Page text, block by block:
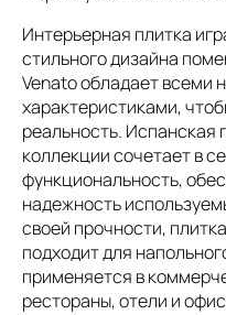
Интерьерная плитка
стильного дизайна
Venato обладает всеми
характеристиками,
реальность. Испанская
коллекции сочетает в
функциональность,
надежность
своей прочности,
подходит для
применяется в
рестораны, отели и